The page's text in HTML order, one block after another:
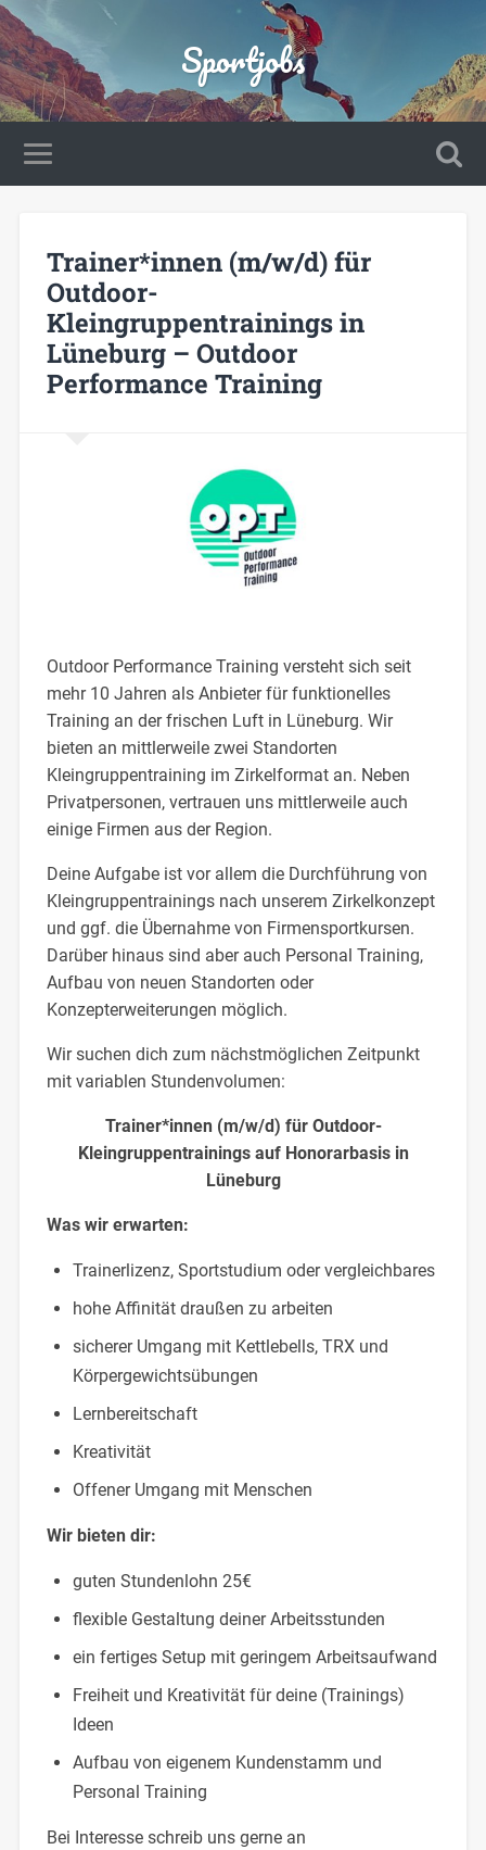
Sportjobs
Trainer*innen (m/w/d) für
Outdoor-
Kleingruppentrainings in
Lüneburg – Outdoor
Performance Training
Outdoor Performance Training versteht sich seit
mehr 10 Jahren als Anbieter für funktionelles
Training an der frischen Luft in Lüneburg. Wir
bieten an mittlerweile zwei Standorten
Kleingruppentraining im Zirkelformat an. Neben
Privatpersonen, vertrauen uns mittlerweile auch
einige Firmen aus der Region.
Deine Aufgabe ist vor allem die Durchführung von
Kleingruppentrainings nach unserem Zirkelkonzept
und ggf. die Übernahme von Firmensportkursen.
Darüber hinaus sind aber auch Personal Training,
Aufbau von neuen Standorten oder
Konzepterweiterungen möglich.
Wir suchen dich zum nächstmöglichen Zeitpunkt
mit variablen Stundenvolumen:
Trainer*innen (m/w/d) für Outdoor-
Kleingruppentrainings auf Honorarbasis in
Lüneburg
Was wir erwarten:
Trainerlizenz, Sportstudium oder vergleichbares
hohe Affinität draußen zu arbeiten
sicherer Umgang mit Kettlebells, TRX und
Körpergewichtsübungen
Lernbereitschaft
Kreativität
Offener Umgang mit Menschen
Wir bieten dir:
guten Stundenlohn 25€
flexible Gestaltung deiner Arbeitsstunden
ein fertiges Setup mit geringem Arbeitsaufwand
Freiheit und Kreativität für deine (Trainings)
Ideen
Aufbau von eigenem Kundenstamm und
Personal Training
Bei Interesse schreib uns gerne an